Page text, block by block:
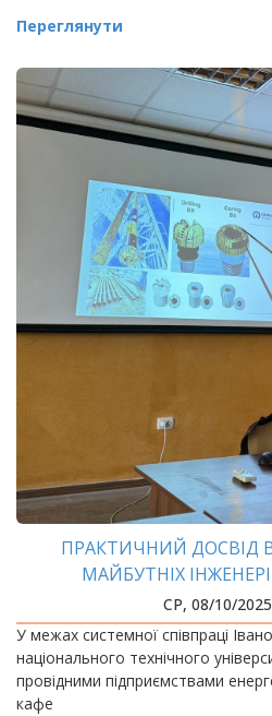
Переглянути
ПРАКТИЧНИЙ ДОСВІД
МАЙБУТНІХ
СР, 08/10/
У межах системної співпраці
національного технічного
провідними підприємствами
кафе